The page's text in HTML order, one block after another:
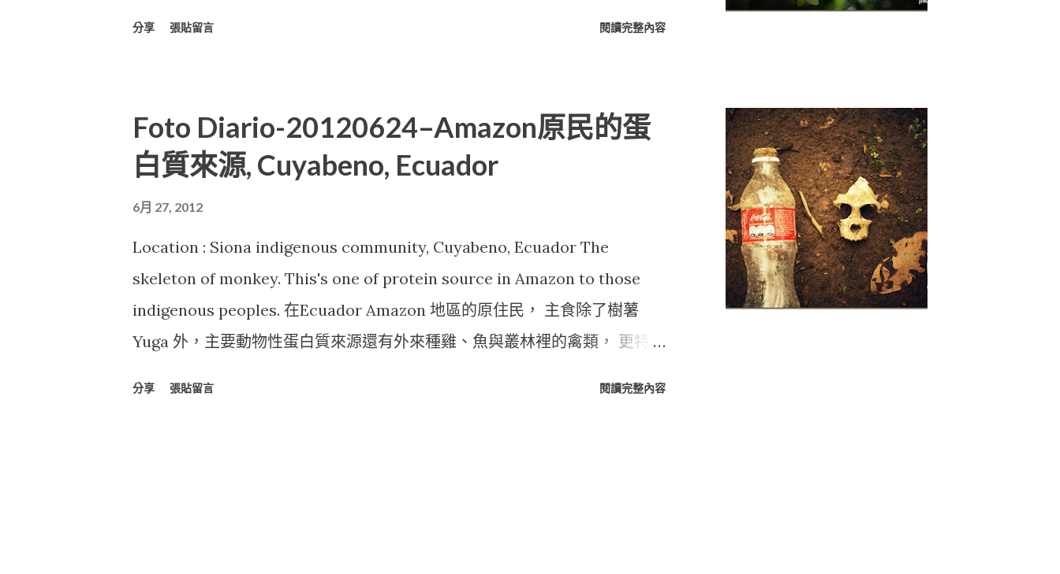
分享 張貼留言 閱讀完整內容
Foto Diario-20120624–Amazon原民的蛋
白質來源, Cuyabeno, Ecuador
6月 27, 2012
Location : Siona indigenous community, Cuyabeno, Ecuador The
skeleton of monkey. This's one of protein source in Amazon to those
indigenous peoples. 在Ecuador Amazon 地區的原住民， 主食除了樹薯
Yuga 外，主要動物性蛋白質來源還有外來種雞、魚與叢林裡的禽類， 更特殊
分享 張貼留言 閱讀完整內容